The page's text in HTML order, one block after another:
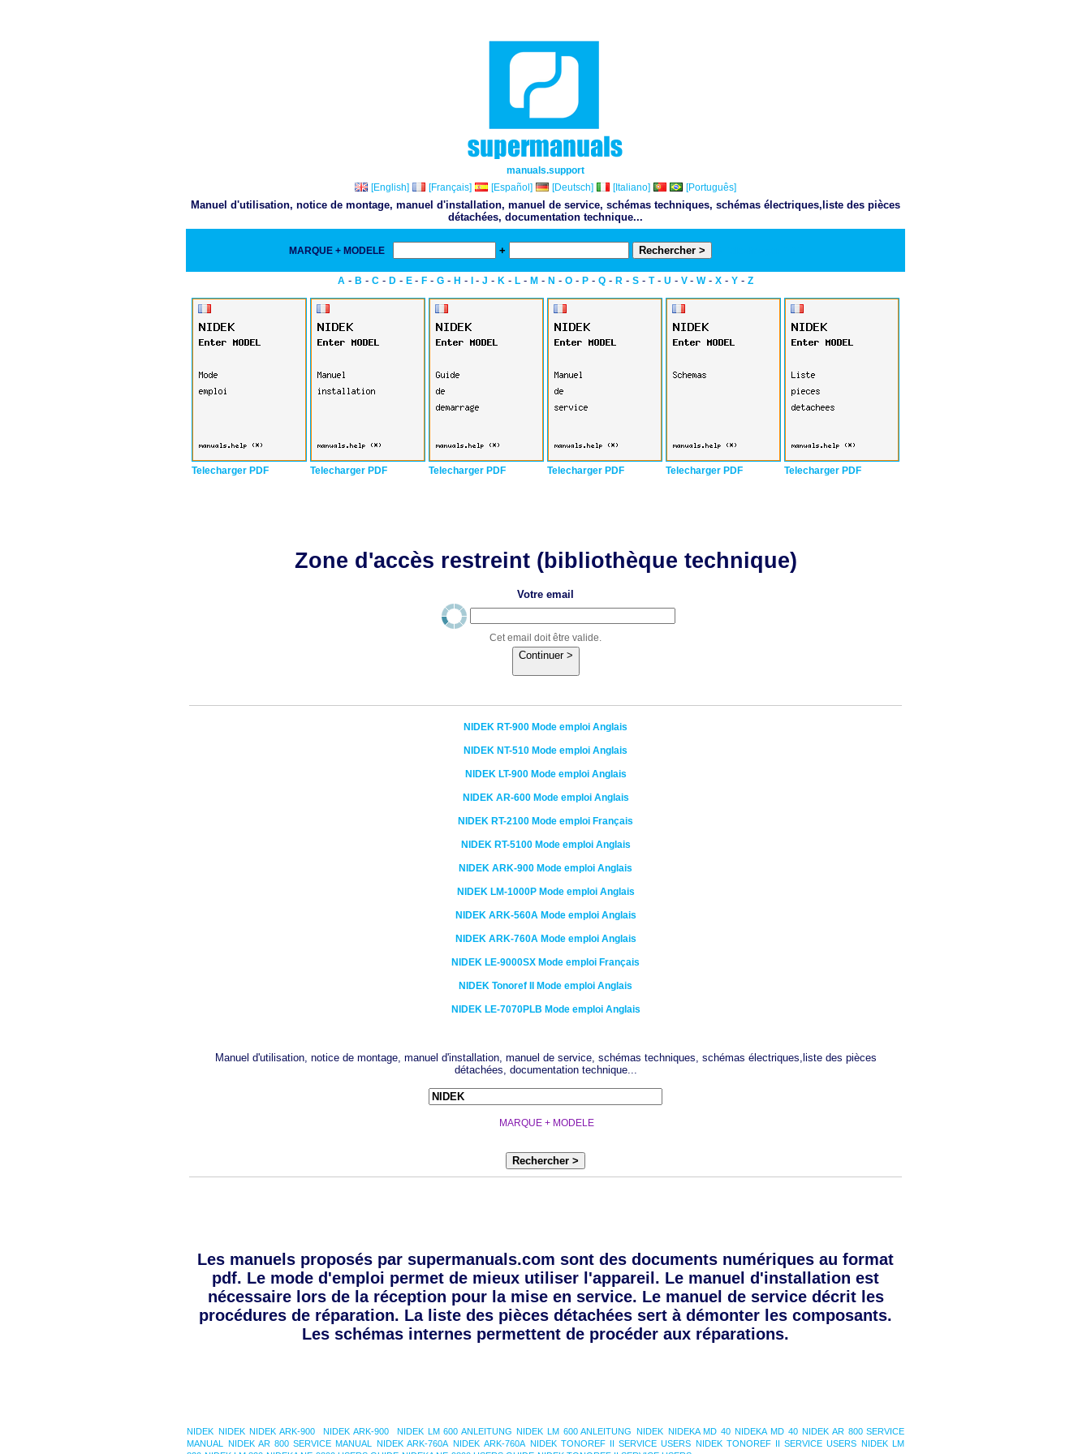
manuals.support
[English]
[Français] [Español] [Deutsch] [Italiano] [Português]
Manuel d'utilisation, notice de montage, manuel d'installation, manuel de service, schémas techniques, schémas électriques,liste des pièces
détachées, documentation technique...
MARQUE + MODELE +
A - B - C - D - E - F - G - H - - J - K - L - M - N - O - P - Q - R - S - T- U - V - W- X - Y - Z
Telecharger PDF Telecharger PDF Telecharger PDF Telecharger PDF Telecharger PDF Telecharger PDF
Zone d'accès restreint (bibliothèque technique)
Votre email
Cet email doit être valide.
Continuer >
NIDEK RT-900 Mode emploi Anglais
NIDEK NT-510 Mode emploi Anglais
NIDEK LT-900Mode emploi Anglais
NIDEK AR-600Mode emploi Anglais
NIDEK RT-2100 Mode emploi Français
NIDEK RT-5100Mode emploi Anglais
NIDEK ARK-900 Mode emploi Anglais
NIDEK LM-1000PMode emploi Anglais
NIDEK ARK-560AMode emploi Anglais
NIDEK ARK-760AMode emploi Anglais
NIDEK LE-9000SX Mode emploi Français
NIDEK Tonoref II Mode emploi Anglais
NIDEK LE-7070PLB Mode emploi Anglais
Manuel d'utilisation, notice de montage, manuel d'installation, manuel de service, schémas techniques, schémas électriques,liste des pièces
détachées, documentation technique...
MARQUE + MODELE
Rechercher >
Les manuels proposés par supermanuals.com sont des documents numériques au format
pdf. Le mode d'emploi permet de mieux utiliser l'appareil. Le manuel d'installation est
nécessaire lors de la réception pour la mise en service. Le manuel de service décrit les
procédures de réparation. La liste des pièces détachées sert à démonter les composants.
Les schémas internes permettent de procéder aux réparations.
NIDEK NIDEK NIDEK ARK-900 NIDEK ARK-900 NIDEK LM 600 ANLEITUNG NIDEK LM 600 ANLEITUNG NIDEK NIDEKA MD 40 NIDEKA MD 40 NIDEK AR 800 SERVICE
MANUAL
NIDEK AR 800 SERVICE MANUAL NIDEK ARK-760A NIDEK ARK-760A NIDEK TONOREF II SERVICE USERS NIDEK TONOREF II SERVICE USERS NIDEK LM